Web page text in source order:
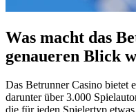
Was macht das
genaueren Blick
Das Betrunner Casino bietet
darunter über 3.000